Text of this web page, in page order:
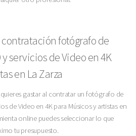
fotógrafo de
servicios de Video en 4K
en La Zarza
gastar al contratar un fotógrafo de
de Video en 4K para Músicos y artistas en
online puedes seleccionar lo que
tu presupuesto.